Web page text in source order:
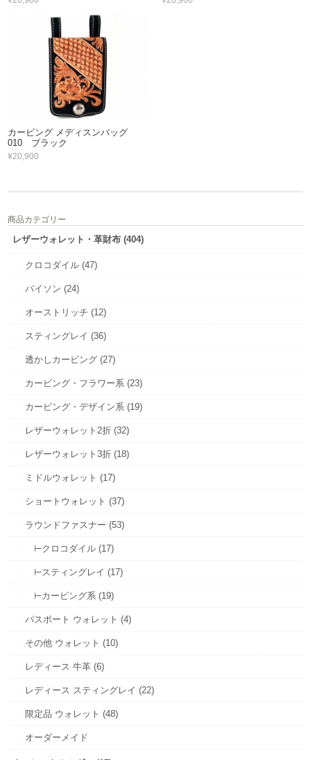
カービング メディスンバッグ
010 ブラック
¥20,900
商品カテゴリー
レザーウォレット・革財布 (404)
クロコダイル (47)
パイソン (24)
オーストリッチ (12)
スティングレイ (36)
透かしカービング (27)
カービング・フラワー系 (23)
カービング・デザイン系 (19)
レザーウォレット2折 (32)
レザーウォレット3折 (18)
ミドルウォレット (17)
ショートウォレット (37)
ラウンドファスナー (53)
⊢クロコダイル (17)
⊢スティングレイ (17)
⊢カービング系 (19)
パスポート ウォレット (4)
その他 ウォレット (10)
レディース 牛革 (6)
レディース スティングレイ (22)
限定品 ウォレット (48)
オーダーメイド